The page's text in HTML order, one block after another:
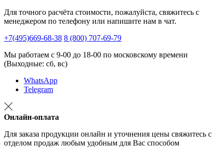
Для точного расчёта стоимости, пожалуйста, свяжитесь с
менеджером по телефону или напишите нам в чат.
+7(495)669-68-38 8 (800) 707-69-79
Мы работаем с 9-00 до 18-00 по московскому времени
(Выходные: сб, вс)
WhatsApp
Telegram
Онлайн-оплата
Для заказа продукции онлайн и уточнения цены свяжитесь с
отделом продаж любым удобным для Вас способом